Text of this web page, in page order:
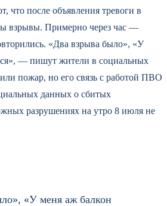
что после объявления тревоги в
взрывы. Примерно через час —
«Два взрыва было», «У
— пишут жители в социальных
пожар, но его связь с работой ПВО
данных о сбитых
разрушениях на утро 8 июля не
«У меня аж балкон